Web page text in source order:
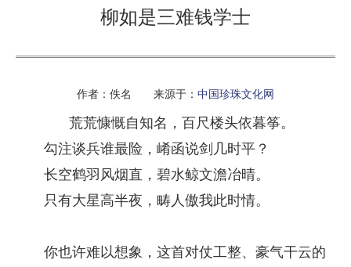
柳如是三难钱学士
作者：佚名 来源于： 中国珍珠文化网
荒荒慷慨自知名，百尺楼头依暮筝。
勾注谈兵谁最险，崤函说剑几时平？
长空鹤羽风烟直，碧水鲸文澹冶晴。
只有大星高半夜，畴人傲我此时情。
你也许难以想象，这首对仗工整、豪气干云的